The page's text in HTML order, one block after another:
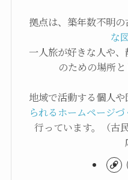
拠点は、築年数不明
な
一人旅が好きな人や
のための場所と
地域で活動する個人や
られるホームページ
行っています。（古